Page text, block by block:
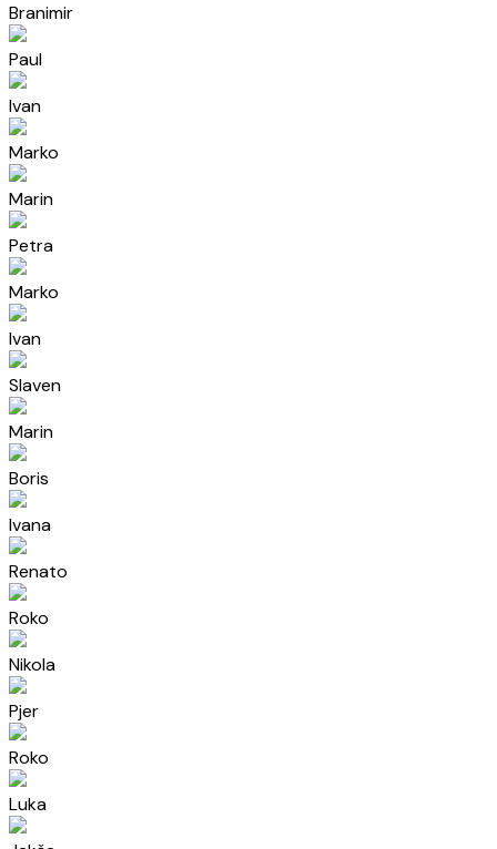
Branimir
Paul
Ivan
Marko
Marin
Petra
Marko
Ivan
Slaven
Marin
Boris
Ivana
Renato
Roko
Nikola
Pjer
Roko
Luka